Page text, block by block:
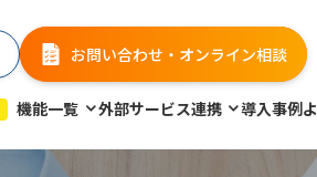
お問い合わせ・オンライン相談
機能一覧 外部サービス連携 導入事例